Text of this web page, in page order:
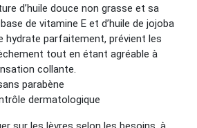
d’huile douce non grasse et sa
de vitamine E et d’huile de jojoba
hydrate parfaitement, prévient les
tout en étant agréable à
collante.
parabène
dermatologique